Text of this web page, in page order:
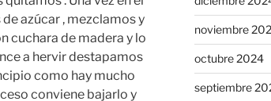
azúcar , mezclamos y
cuchara de madera y lo
a hervir destapamos
como hay mucho
conviene bajarlo y
noviembre
octubre 2024
septiembre